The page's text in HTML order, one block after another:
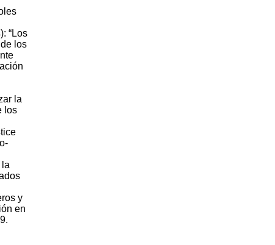
“Los
los
la
los
y
en